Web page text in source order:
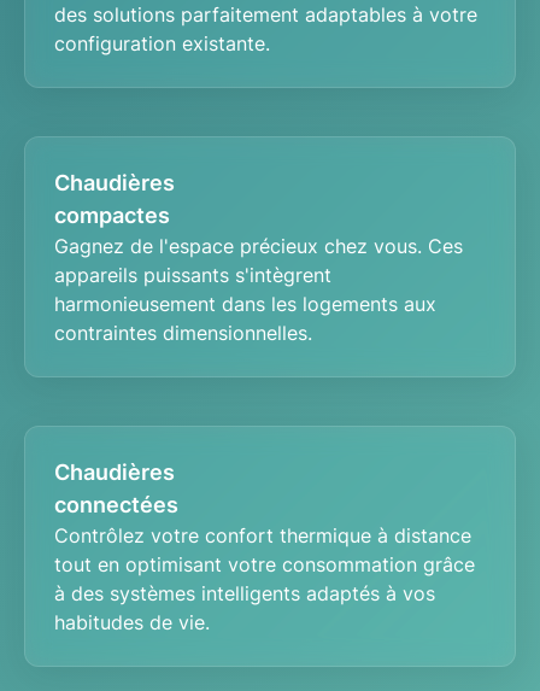
des solutions parfaitement adaptables à votre
configuration existante.
Chaudières
compactes
Gagnez de l'espace précieux chez vous. Ces
appareils puissants s'intègrent
harmonieusement dans les logements aux
contraintes dimensionnelles.
Chaudières
connectées
Contrôlez votre confort thermique à distance
tout en optimisant votre consommation grâce
à des systèmes intelligents adaptés à vos
habitudes de vie.